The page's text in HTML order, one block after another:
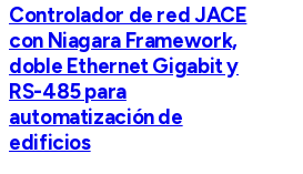
Controlador de red JACE
con Niagara Framework,
doble Ethernet Gigabit y
RS-485 para
automatización de
edificios